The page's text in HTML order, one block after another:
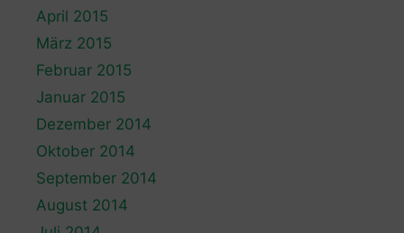
April 2015
März 2015
Februar 2015
Januar 2015
Dezember 2014
Oktober 2014
September 2014
August 2014